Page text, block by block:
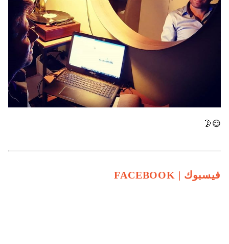
😌🌛
فيسبوك | FACEBOOK